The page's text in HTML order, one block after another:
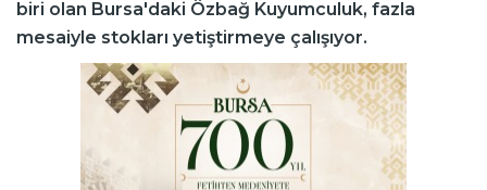
biri olan Bursa'daki Özbağ Kuyumculuk, fazla
mesaiyle stokları yetiştirmeye çalışıyor.